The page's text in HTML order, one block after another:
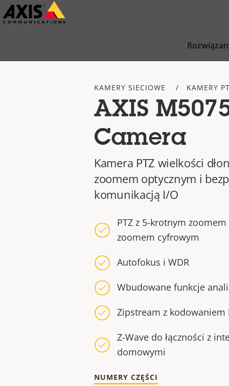
Przejdź
do
KAMERY SIECIOWE KAMERY
AXIS
Camera
Kamera PTZ wielkości
zoomem optycznym i
komunikacją I/O
PTZ z 5-krotnym
zoomem cyfrowym
Autofokus i WDR
Wbudowane funkcje
Zipstream z kodowaniem
Z-Wave do łączności z
domowymi
NUMERY CZĘŚCI